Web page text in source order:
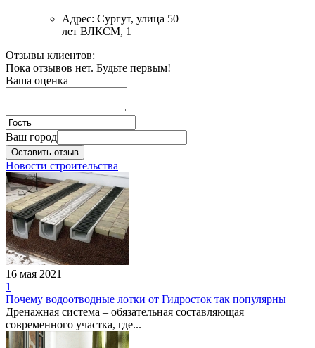
Адрес: Сургут, улица 50
лет ВЛКСМ, 1
Удача, агентство
недвижимости
Адрес:Сургут, улица
Губкина, 18 - 1 этаж
Отзывы клиентов:
Пока отзывов нет. Будьте первым!
Ваша оценка
Ваш город
Оставить отзыв
Новости строительства
16 мая 2021
1
Почему водоотводные лотки от Гидросток так популярны
Дренажная система – обязательная составляющая
современного участка, где...